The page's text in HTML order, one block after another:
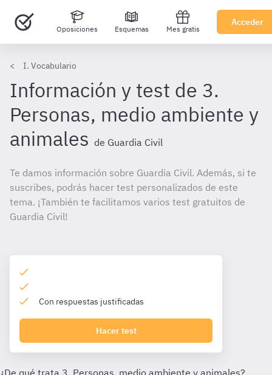
Oposiciones Esquemas Mes gratis
Acceder
I. Vocabulario
Información y test de 3.
Personas, medio ambiente y
animales de Guardia Civil
Te damos información sobre Guardia Civil. Además, si te
suscribes, podrás hacer test personalizados de este
tema. ¡También te facilitamos varios test gratuitos de
Guardia Civil!
Con respuestas justificadas
Hacer test